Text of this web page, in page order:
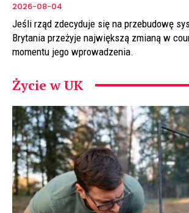
2026-08-04
Jeśli rząd zdecyduje się na przebudowę
Brytania przeżyje największą zmianą w
momentu jego wprowadzenia.
Życie w UK